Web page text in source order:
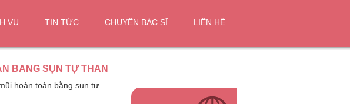
VỤ TIN TỨC CHUYỆN BÁC SĨ LIÊN HỆ
BẰNG SỤN TỰ THÂN
hoàn toàn bằng sụn tự